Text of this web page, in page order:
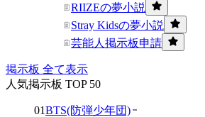
RIIZEの夢小説
Stray Kidsの夢小説
芸能人掲示板申請
掲示板 全て表示
人気掲示板 TOP 50
01BTS(防弾少年団)